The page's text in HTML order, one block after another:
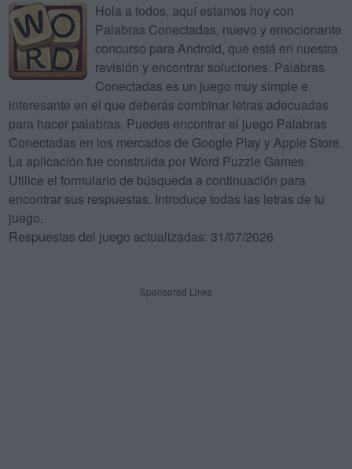
Hola a todos, aquí estamos hoy con
Palabras Conectadas, nuevo y emocionante
concurso para Android, que está en nuestra
revisión y encontrar soluciones. Palabras
Conectadas es un juego muy simple e
interesante en el que deberás combinar letras adecuadas
para hacer palabras. Puedes encontrar el juego Palabras
Conectadas en los mercados de Google Play y Apple Store.
La aplicación fue construida por Word Puzzle Games.
Utilice el formulario de búsqueda a continuación para
encontrar sus respuestas. Introduce todas las letras de tu
juego.
Respuestas del juego actualizadas: 31/07/2026
Sponsored Links